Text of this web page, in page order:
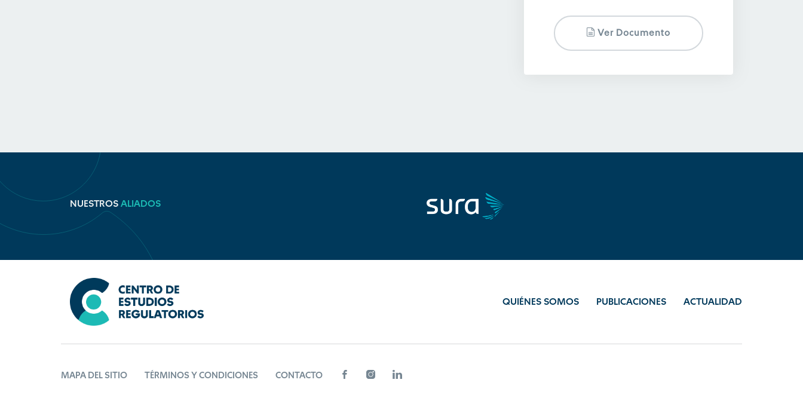
Ver Documento
NUESTROS ALIADOS
QUIÉNES SOMOS PUBLICACIONES ACTUALIDAD
MAPA DEL SITIO TÉRMINOS Y CONDICIONES CONTACTO